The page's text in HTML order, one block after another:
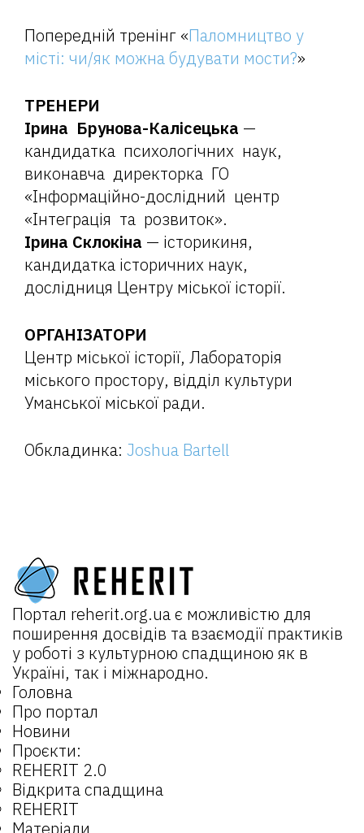
Попередній тренінг «Паломництво у
місті: чи/як можна будувати мости?»
ТРЕНЕРИ
Ірина Брунова-Калісецька —
кандидатка психологічних наук,
виконавча директорка ГО
«Інформаційно-дослідний центр
«Інтеграція та розвиток».
Ірина Склокіна — історикиня,
кандидатка історичних наук,
дослідниця Центру міської історії.
ОРГАНІЗАТОРИ
Центр міської історії, Лабораторія
міського простору, відділ культури
Уманської міської ради.
Обкладинка: Joshua Bartell
Портал reherit.org.uaє можливістю для
поширення досвідів та взаємодії практиків
у роботі з культурною спадщиною як в
Україні, так і міжнародно.
Головна
Про портал
Новини
Проєкти:
REHERIT 2.0
Відкрита спадщина
REHERIT
Матеріали